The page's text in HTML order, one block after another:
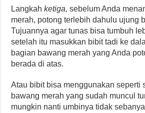
Langkahketiga,sebelum Anda
merah, potong terlebih dahulu ujung
Tujuannya agar tunas bisa tumbuh
setelah itu masukkan bibit tadi ke
bagian bawang merah yang Anda
berada di atas.
Atau bibit bisa menggunakan seperti
bawang merah yang sudah muncul
mungkin nanti umbinya tidak